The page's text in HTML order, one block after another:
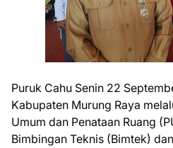
Puruk Cahu Senin 22
Kabupaten Murung Raya
Umum dan Penataan Ruang
Bimbingan Teknis (Bimtek)